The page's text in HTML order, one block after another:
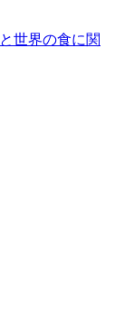
世界の食に関